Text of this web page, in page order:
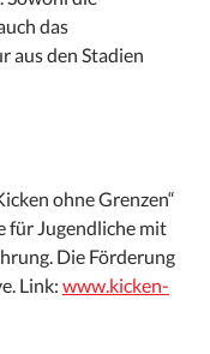
das
aus den Stadien
ohne Grenzen“
für Jugendliche mit
Die Förderung
Link: www.kicken-